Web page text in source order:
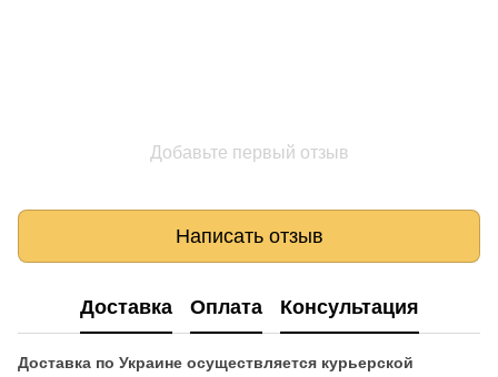
Добавьте первый отзыв
Написать отзыв
Доставка Оплата Консультация
Доставка по Украине осуществляется курьерской